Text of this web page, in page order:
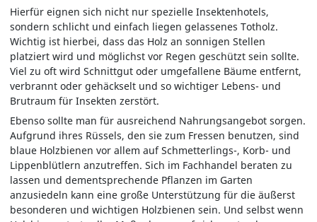
Hierfür eignen sich nicht nur spezielle Insektenhotels,
sondern schlicht und einfach liegen gelassenes Totholz.
Wichtig ist hierbei, dass das Holz an sonnigen Stellen
platziert wird und möglichst vor Regen geschützt sein sollte.
Viel zu oft wird Schnittgut oder umgefallene Bäume entfernt,
verbrannt oder gehäckselt und so wichtiger Lebens- und
Brutraum für Insekten zerstört.
Ebenso sollte man für ausreichend Nahrungsangebot sorgen.
Aufgrund ihres Rüssels, den sie zum Fressen benutzen, sind
blaue Holzbienen vor allem auf Schmetterlings-, Korb- und
Lippenblütlern anzutreffen. Sich im Fachhandel beraten zu
lassen und dementsprechende Pflanzen im Garten
anzusiedeln kann eine große Unterstützung für die äußerst
besonderen und wichtigen Holzbienen sein. Und selbst wenn